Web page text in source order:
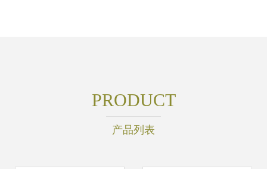
PRODUCT
产品列表